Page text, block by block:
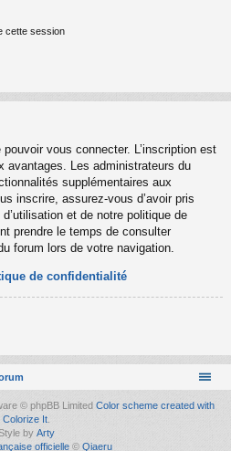
cette session
vous connecter. L’inscription est
avantages. Les administrateurs du
supplémentaires aux
inscrire, assurez-vous d’avoir pris
et de notre politique de
prendre le temps de consulter
forum lors de votre navigation.
de confidentialité
© phpBB Limited Color scheme created with
Colorize It.
by Arty
officielle © Qiaeru